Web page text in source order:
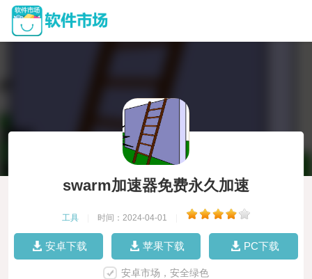
swarm加速器免费永久加速
工具 时间：2024-04-01
安卓下载 苹果下载 PC下载
安卓市场，安全绿色